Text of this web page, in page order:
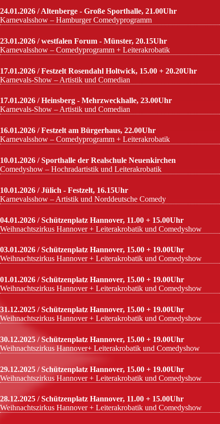
24.01.2026 / Altenberge - Große Sporthalle, 21.00Uhr
Karnevalsshow – Hamburger Comedyprogramm
23.01.2026 / westfalen Forum - Münster, 20.15Uhr
Karnevalsshow – Comedyprogramm + Leiterakrobatik
17.01.2026 / Festzelt Rosendahl Holtwick, 15.00 + 20.20Uhr
Karnevals-Show – Artistik und Comedian
17.01.2026 / Heinsberg - Mehrzweckhalle, 23.00Uhr
Karnevals-Show – Artistik und Comedian
16.01.2026 / Festzelt am Bürgerhaus, 22.00Uhr
Karnevalsshow – Comedyprogramm + Leiterakrobatik
10.01.2026 / Sporthalle der Realschule Neuenkirchen
Comedyshow – Hochradartistik und Leiterakrobatik
10.01.2026 / Jülich - Festzelt, 16.15Uhr
Karnevalsshow – Artistik und Norddeutsche Comedy
04.01.2026 / Schützenplatz Hannover, 11.00 + 15.00Uhr
Weihnachtszirkus Hannover + Leiterakrobatik und Comedyshow
03.01.2026 / Schützenplatz Hannover, 15.00 + 19.00Uhr
Weihnachtszirkus Hannover + Leiterakrobatik und Comedyshow
01.01.2026 / Schützenplatz Hannover, 15.00 + 19.00Uhr
Weihnachtszirkus Hannover + Leiterakrobatik und Comedyshow
31.12.2025 / Schützenplatz Hannover, 15.00 + 19.00Uhr
Weihnachtszirkus Hannover + Leiterakrobatik und Comedyshow
30.12.2025 / Schützenplatz Hannover, 15.00 + 19.00Uhr
Weihnachtszirkus Hannover+ Leiterakrobatik und Comedyshow
29.12.2025 / Schützenplatz Hannover, 15.00 + 19.00Uhr
Weihnachtszirkus Hannover + Leiterakrobatik und Comedyshow
28.12.2025 / Schützenplatz Hannover, 11.00 + 15.00Uhr
Weihnachtszirkus Hannover + Leiterakrobatik und Comedyshow